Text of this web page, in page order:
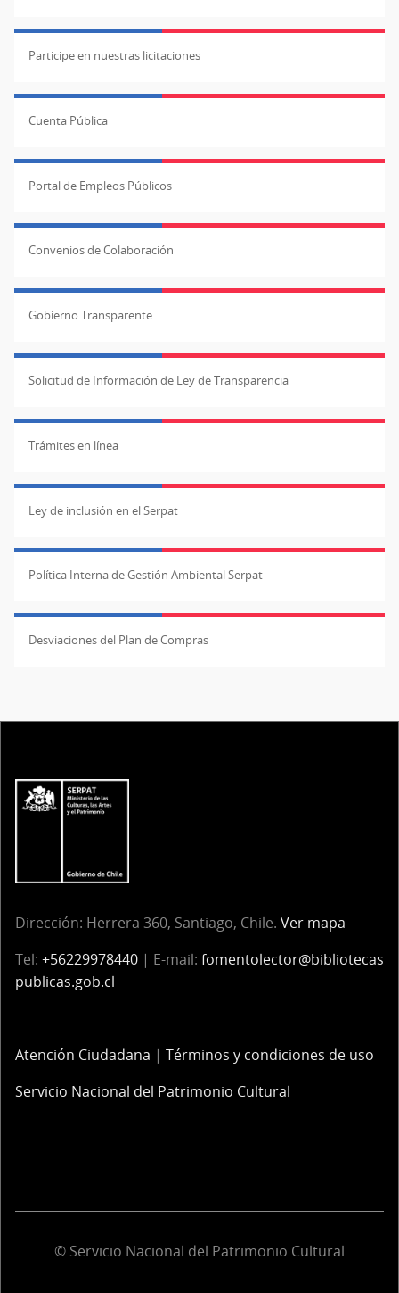
Participe en nuestras licitaciones
Cuenta Pública
Portal de Empleos Públicos
Convenios de Colaboración
Gobierno Transparente
Solicitud de Información de Ley de Transparencia
Trámites en línea
Ley de inclusión en el Serpat
Política Interna de Gestión Ambiental Serpat
Desviaciones del Plan de Compras
Dirección: Herrera 360, Santiago, Chile. Ver mapa
Tel: +56229978440 | E-mail: fomentolector@bibliotecas
publicas.gob.cl
Atención Ciudadana | Términos y condiciones de uso
Servicio Nacional del Patrimonio Cultural
© Servicio Nacional del Patrimonio Cultural